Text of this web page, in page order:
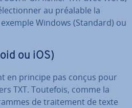
au préalable la
Windows (Standard) ou
ou iOS)
en principe pas conçus pour
TXT. Toutefois, comme la
de trai­te­ment de texte